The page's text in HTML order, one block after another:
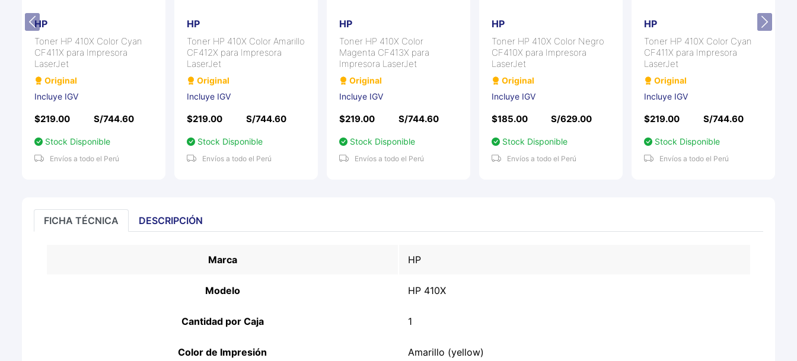
HP
Toner HP 410X Color Cyan
CF411X para Impresora
LaserJet
Original
Incluye IGV
$219.00 S/744.60
Stock Disponible
Envíos a todo el Perú
HP
Toner HP 410X Color Amarillo
CF412X para Impresora
LaserJet
Original
Incluye IGV
$219.00 S/744.60
Stock Disponible
Envíos a todo el Perú
HP
Toner HP 410X Color
Magenta CF413X para
Impresora LaserJet
Original
Incluye IGV
$219.00 S/744.60
Stock Disponible
Envíos a todo el Perú
HP
Toner HP 410X Color Negro
CF410X para Impresora
LaserJet
Original
Incluye IGV
$185.00 S/629.00
Stock Disponible
Envíos a todo el Perú
HP
Toner HP 410X Color Cyan
CF411X para Impresora
LaserJet
Original
Incluye IGV
$219.00 S/744.60
Stock Disponible
Envíos a todo el Perú
FICHA TÉCNICA DESCRIPCIÓN
Marca HP
Modelo HP 410X
Cantidad por Caja 1
Color de Impresión Amarillo (yellow)